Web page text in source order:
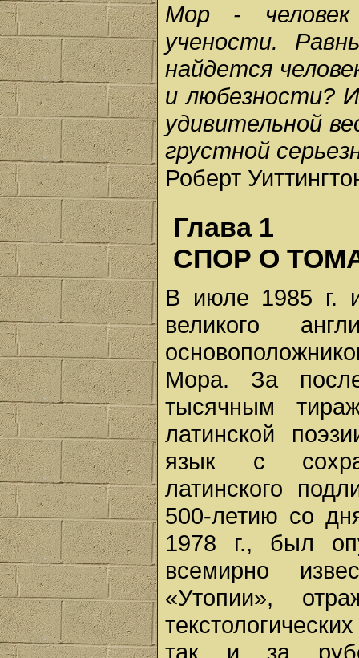
Mop -
учености.
найдется
и любезности?
удивительной
грустной
Роберт
Глава 1
СПОР О
В июле 1985 г.
великого
Мора. За
тысячным
латинской
язык с
латинского
500-летию со
1978 г., был
всемирно
«Утопии»,
так и за